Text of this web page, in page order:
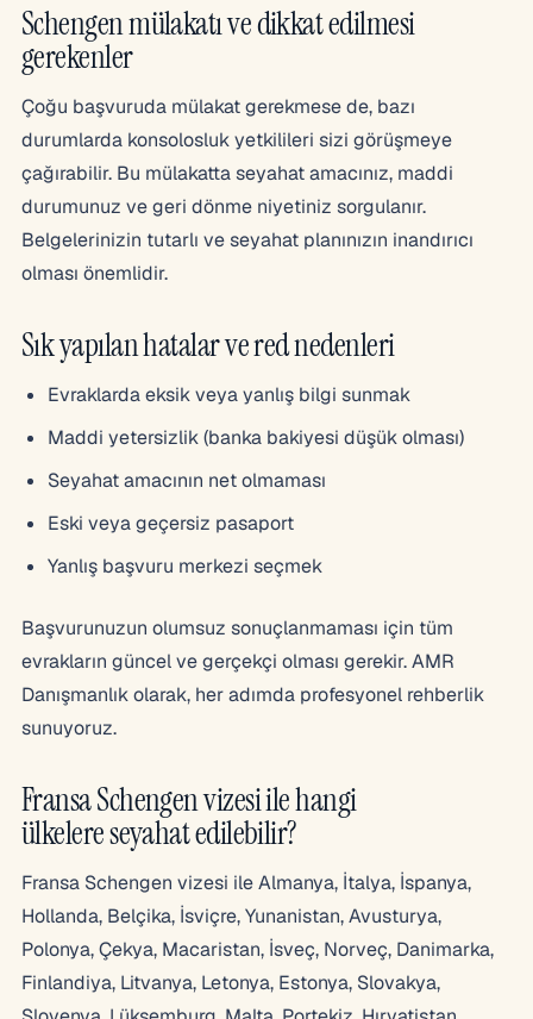
Schengen mülakatı ve dikkat edilmesi
gerekenler
Çoğu başvuruda mülakat gerekmese de, bazı
durumlarda konsolosluk yetkilileri sizi görüşmeye
çağırabilir. Bu mülakatta seyahat amacınız, maddi
durumunuz ve geri dönme niyetiniz sorgulanır.
Belgelerinizin tutarlı ve seyahat planınızın inandırıcı
olması önemlidir.
Sık yapılan hatalar ve red nedenleri
Evraklarda eksik veya yanlış bilgi sunmak
Maddi yetersizlik (banka bakiyesi düşük olması)
Seyahat amacının net olmaması
Eski veya geçersiz pasaport
Yanlış başvuru merkezi seçmek
Başvurunuzun olumsuz sonuçlanmaması için tüm
evrakların güncel ve gerçekçi olması gerekir. AMR
Danışmanlık olarak, her adımda profesyonel rehberlik
sunuyoruz.
Fransa Schengen vizesi ile hangi
ülkelere seyahat edilebilir?
Fransa Schengen vizesi ile Almanya, İtalya, İspanya,
Hollanda, Belçika, İsviçre, Yunanistan, Avusturya,
Polonya, Çekya, Macaristan, İsveç, Norveç, Danimarka,
Finlandiya, Litvanya, Letonya, Estonya, Slovakya,